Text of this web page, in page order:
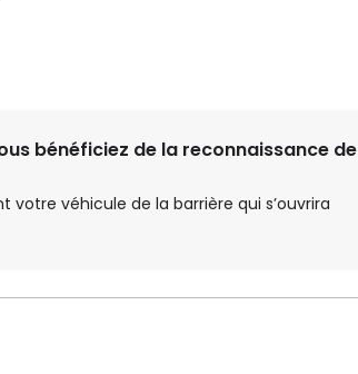
bénéficiez de la reconnaissance de
votre véhicule de la barrière qui s’ouvrira